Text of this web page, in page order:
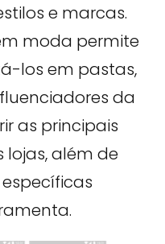
e marcas.
moda permite
los em pastas,
da
as principais
lojas, além de